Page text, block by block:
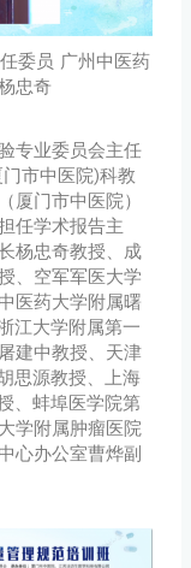
委员 广州中医药
忠奇
专业委员会主任
市中医院)科教
厦门市中医院）
任学术报告主
杨忠奇教授、成
、空军军医大学
医药大学附属曙
江大学附属第一
建中教授、天津
思源教授、上海
、蚌埠医学院第
学附属肿瘤医院
心办公室曹烨副